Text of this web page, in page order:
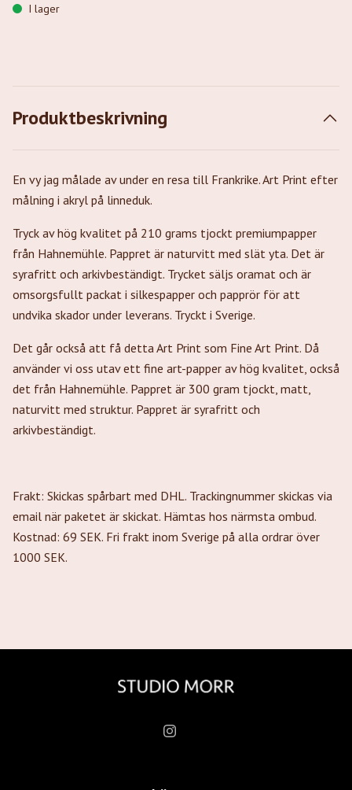
I lager
Produktbeskrivning
En vy jag målade av under en resa till Frankrike. Art Print efter
målning i akryl på linneduk.
Tryck av hög kvalitet på 210 grams tjockt premiumpapper
från Hahnemühle. Pappret är naturvitt med slät yta. Det är
syrafritt och arkivbeständigt. Trycket säljs oramat och är
omsorgsfullt packat i silkespapper och papprör för att
undvika skador under leverans. Tryckt i Sverige.
Det går också att få detta Art Print som Fine Art Print. Då
använder vi oss utav ett fine art-papper av hög kvalitet, också
det från Hahnemühle. Pappret är 300 gram tjockt, matt,
naturvitt med struktur. Pappret är syrafritt och
arkivbeständigt.
Frakt: Skickas spårbart med DHL. Trackingnummer skickas via
email när paketet är skickat. Hämtas hos närmsta ombud.
Kostnad: 69 SEK. Fri frakt inom Sverige på alla ordrar över
1000 SEK.